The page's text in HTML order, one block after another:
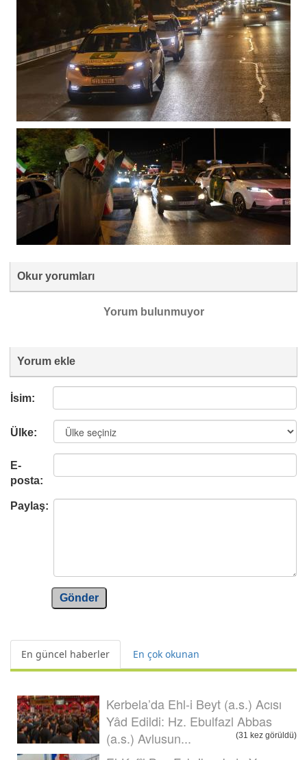
Okur yorumları
Yorum bulunmuyor
Yorum ekle
İsim:
Ülke:
E-
posta:
Paylaş:
Gönder
En güncel haberler En çok okunan
Kerbela’da Ehl-i Beyt (a.s.) Acısı
Yâd Edildi: Hz. Ebulfazl Abbas
(a.s.) Avlusun...
(31 kez görüldü)